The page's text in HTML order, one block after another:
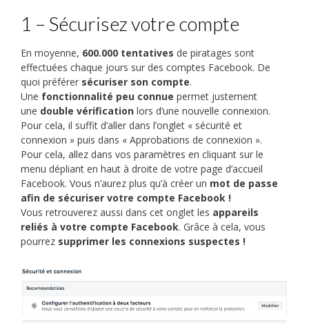
1 – Sécurisez votre compte
En moyenne, 600.000 tentatives de piratages sont
effectuées chaque jours sur des comptes Facebook. De
quoi préférer sécuriser son compte.
Une fonctionnalité peu connue permet justement
une double vérification lors d’une nouvelle connexion.
Pour cela, il suffit d’aller dans l’onglet « sécurité et
connexion » puis dans « Approbations de connexion ».
Pour cela, allez dans vos paramètres en cliquant sur le
menu dépliant en haut à droite de votre page d’accueil
Facebook. Vous n’aurez plus qu’à créer un mot de passe
afin de sécuriser votre compte Facebook !
Vous retrouverez aussi dans cet onglet les appareils
reliés à votre compte Facebook. Grâce à cela, vous
pourrez supprimer les connexions suspectes !